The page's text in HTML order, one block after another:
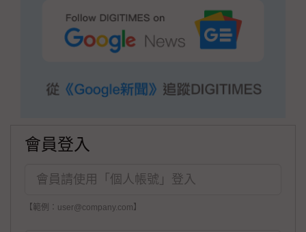
會員登入
【範例：user@company.com】